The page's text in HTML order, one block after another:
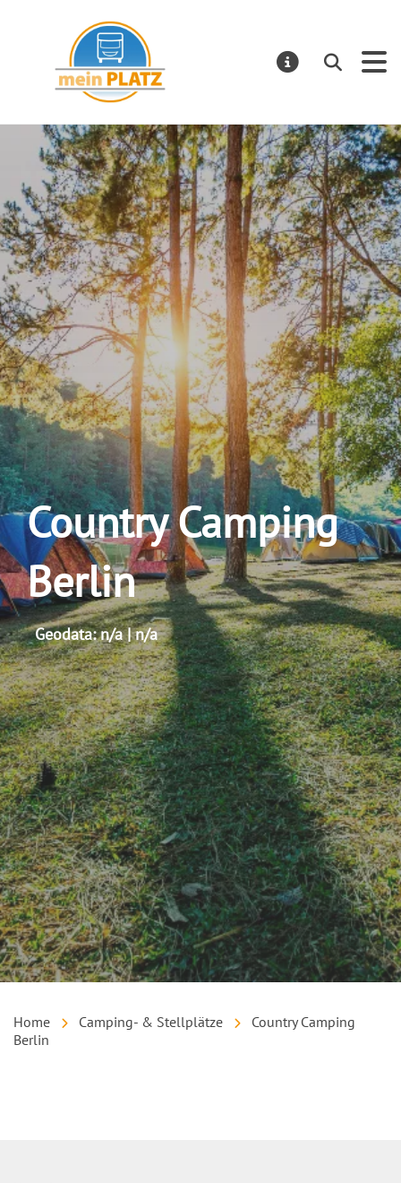
Suchen
Country Camping
Berlin
Geodata: n/a | n/a
Home Camping- & Stellplätze
Country Camping
Berlin